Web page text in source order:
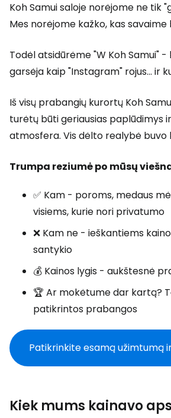
Koh Samui saloje norėjome ne tik
Mes norėjome kažko, kas
Todėl atsidūrėme "W Koh Samui"
garsėja kaip "Instagram" rojus... ir
Iš visų prabangių kurortų Koh
turėtų būti geriausias paplūdimys
atmosfera. Vis dėlto realybė buvo
Trumpa reziumė po mūsų
✅ Kam - poroms, medaus
visiems, kurie nori privatumo
❌ Kam ne - ieškantiems
santykio
💰 Kainos lygis - aukštesnė
🏆 Ar mokėtume dar kartą?
patikrintos prabangos
Patikrinkite esamą užimtumą
Kiek mums kainavo